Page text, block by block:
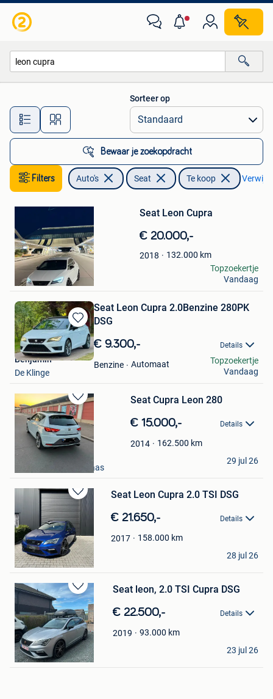
Alle afstanden…
Sorteer op
Bewaar je zoekopdracht
Filters Auto's Seat Te koop
Mijn
Favorieten
Seat Leon Cupra
€ 20.000,-
2018 132.000 km
Orazio Galofaro
Boussu
Topzoekertje
Vandaag
Bewaren
in
Mijn
Favorieten
Seat Leon Cupra 2.0Benzine 280PK
DSG
€ 9.300,- Details
Benzine Automaat
Benjamin
De Klinge
Topzoekertje
Vandaag
Bewaren
in
Mijn
Favorieten
Seat Cupra Leon 280
€ 15.000,- Details
2014 162.500 km
kim weesman
Mechelen-Aan-De-Maas
29 jul 26
Bewaren
in
Mijn
Favorieten
€ 21.650,- Details
2017 158.000 km
Car Center Pelt
Overpelt
28 jul 26
Bewaren
in
Mijn
Favorieten
Seat leon, 2.0 TSI Cupra DSG
€ 22.500,- Details
2019 93.000 km
maikavdv
Geraardsbergen
23 jul 26